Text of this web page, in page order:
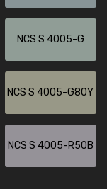
NCS S 4005-G
NCS S 4005-G80Y
NCS S 4005-R50B